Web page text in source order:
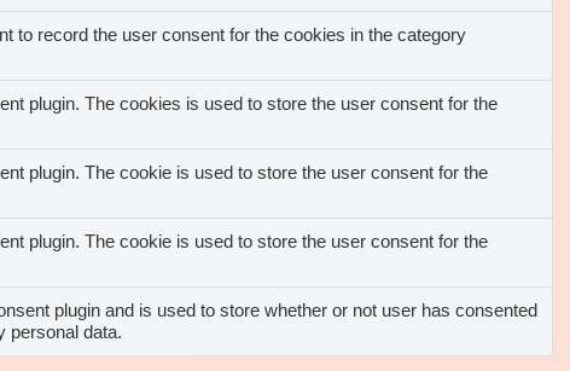
to record the user consent for the cookies in the category
plugin. The cookies is used to store the user consent for the
plugin. The cookie is used to store the user consent for the
plugin. The cookie is used to store the user consent for the
plugin and is used to store whether or not user has consented
personal data.